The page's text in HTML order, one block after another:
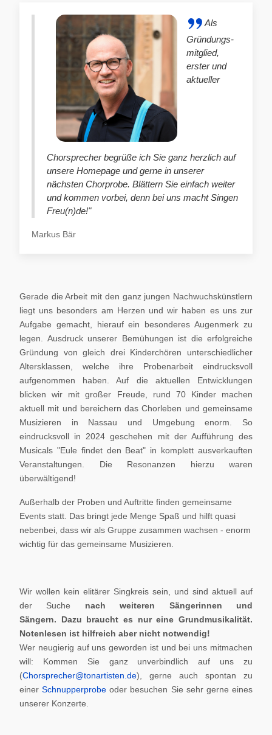
Als
Gründungs-
mitglied,
erster und
aktueller
Chorsprecher begrüße ich Sie ganz herzlich auf
unsere Homepage und gerne in unserer
nächsten Chorprobe. Blättern Sie einfach weiter
und kommen vorbei, denn bei uns macht Singen
Freu(n)de!"
Markus Bär
Gerade die Arbeit mit den ganz jungen Nachwuchskünstlern
liegt uns besonders am Herzen und wir haben es uns zur
Aufgabe gemacht, hierauf ein besonderes Augenmerk zu
legen. Ausdruck unserer Bemühungen ist die erfolgreiche
Gründung von gleich drei Kinderchören unterschiedlicher
Altersklassen, welche ihre Probenarbeit eindrucksvoll
aufgenommen haben. Auf die aktuellen Entwicklungen
blicken wir mit großer Freude, rund 70 Kinder machen
aktuell mit und bereichern das Chorleben und gemeinsame
Musizieren in Nassau und Umgebung enorm. So
eindrucksvoll in 2024 geschehen mit der Aufführung des
Musicals "Eule findet den Beat" in komplett ausverkauften
Veranstaltungen. Die Resonanzen hierzu waren
überwältigend!
Außerhalb der Proben und Auftritte finden gemeinsame
Events statt. Das bringt jede Menge Spaß und hilft quasi
nebenbei, dass wir als Gruppe zusammen wachsen - enorm
wichtig für das gemeinsame Musizieren.
Wir wollen kein elitärer Singkreis sein, und sind aktuell auf
der Suche nach weiteren Sängerinnen und
Sängern. Dazu braucht es nur eine Grundmusikalität.
Notenlesen ist hilfreich aber nicht notwendig!
Wer neugierig auf uns geworden ist und bei uns mitmachen
will: Kommen Sie ganz unverbindlich auf uns zu
(Chorsprecher@tonartisten.de), gerne auch spontan zu
einerSchnupperprobe oder besuchen Sie sehr gerne eines
unserer Konzerte.